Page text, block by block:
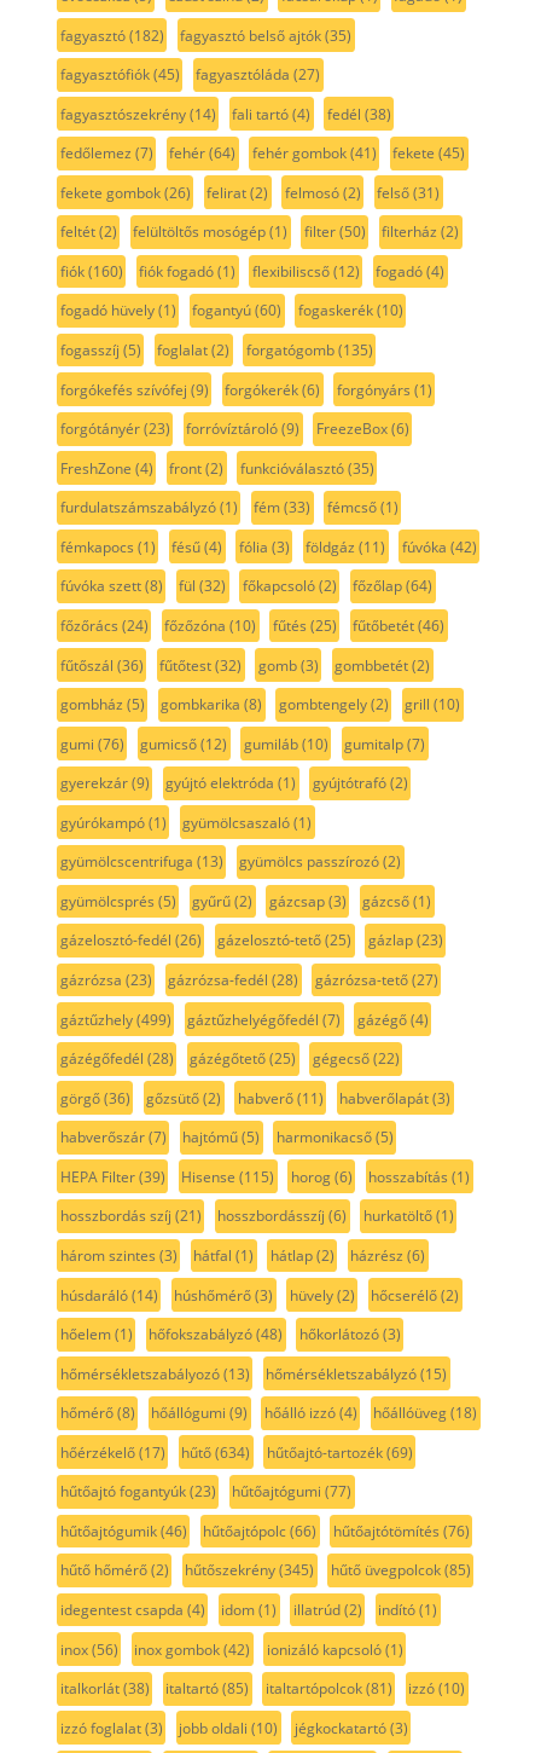
fagyasztó(182) fagyasztó belső ajtók(35)
fagyasztófiók(45) fagyasztóláda (27)
fagyasztószekrény(14) fali tartó(4) fedél (38)
fedőlemez (7) fehér(64) fehér gombok(41) fekete (45)
fekete gombok(26) felirat(2) felmosó(2) felső(31)
feltét(2) felültöltős mosógép(1) filter(50) filterház (2)
fiók(160) fiók fogadó(1) flexibiliscső(12) fogadó(4)
fogadó hüvely(1) fogantyú(60) fogaskerék(10)
fogasszíj (5) foglalat(2) forgatógomb(135)
forgókefés szívófej (9) forgókerék(6) forgónyárs (1)
forgótányér(23) forróvíztároló(9) FreezeBox(6)
FreshZone (4) front(2) funkcióválasztó(35)
furdulatszámszabályzó(1) fém(33) fémcső(1)
fémkapocs (1) fésű(4) fólia (3) földgáz (11) fúvóka (42)
fúvóka szett(8) fül (32) főkapcsoló(2) főzőlap(64)
főzőrács (24) főzőzóna (10) fűtés (25) fűtőbetét(46)
fűtőszál (36) fűtőtest(32) gomb(3) gombbetét(2)
gombház (5) gombkarika (8) gombtengely(2) grill (10)
gumi (76) gumicső(12) gumiláb(10) gumitalp(7)
gyerekzár(9) gyújtó elektróda (1) gyújtótrafó(2)
gyúrókampó(1) gyümölcsaszaló(1)
gyümölcscentrifuga (13) gyümölcs passzírozó(2)
gyümölcsprés (5) gyűrű(2) gázcsap(3) gázcső(1)
gázelosztó-fedél (26) gázelosztó-tető(25) gázlap(23)
gázrózsa (23) gázrózsa-fedél (28) gázrózsa-tető(27)
gáztűzhely(499) gáztűzhelyégőfedél (7) gázégő(4)
gázégőfedél (28) gázégőtető(25) gégecső(22)
görgő(36) gőzsütő(2) habverő(11) habverőlapát(3)
habverőszár(7) hajtómű(5) harmonikacső(5)
HEPA Filter(39) Hisense (115) horog(6) hosszabítás (1)
hosszbordás szíj (21) hosszbordásszíj (6) hurkatöltő(1)
három szintes (3) hátfal (1) hátlap(2) házrész (6)
húsdaráló(14) húshőmérő(3) hüvely(2) hőcserélő(2)
hőelem(1) hőfokszabályzó(48) hőkorlátozó(3)
hőmérsékletszabályozó(13) hőmérsékletszabályzó(15)
hőmérő(8) hőállógumi (9) hőálló izzó(4) hőállóüveg(18)
hőérzékelő(17) hűtő(634) hűtőajtó-tartozék(69)
hűtőajtó fogantyúk(23) hűtőajtógumi (77)
hűtőajtógumik(46) hűtőajtópolc(66) hűtőajtótömítés (76)
hűtő hőmérő(2) hűtőszekrény(345) hűtő üvegpolcok(85)
idegentest csapda (4) idom(1) illatrúd(2) indító(1)
inox(56) inox gombok(42) ionizáló kapcsoló(1)
italkorlát(38) italtartó(85) italtartópolcok(81) izzó(10)
izzó foglalat(3) jobb oldali (10) jégkockatartó(3)